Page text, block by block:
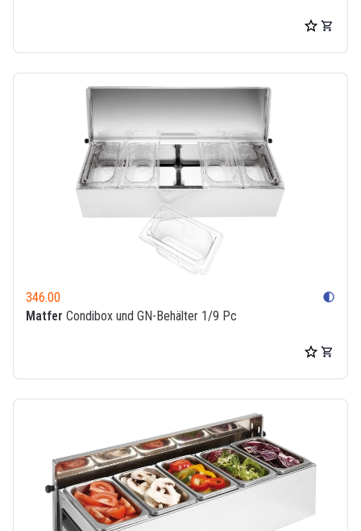
346.00 contrast
Matfer Condibox und GN-Behälter 1/9 Pc